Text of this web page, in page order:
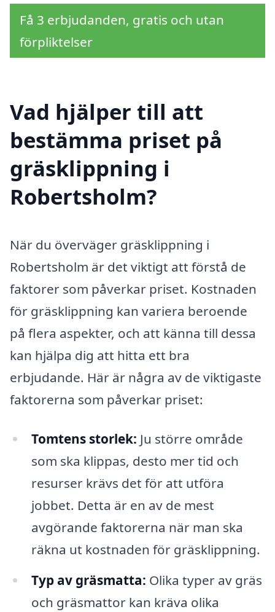
Få 3 erbjudanden, gratis och utan
förpliktelser
Vad hjälper till att
bestämma priset på
gräsklippning i
Robertsholm?
När du överväger gräsklippning i
Robertsholm är det viktigt att förstå de
faktorer som påverkar priset. Kostnaden
för gräsklippning kan variera beroende
på flera aspekter, och att känna till dessa
kan hjälpa dig att hitta ett bra
erbjudande. Här är några av de viktigaste
faktorerna som påverkar priset:
Tomtens storlek: Ju större område
som ska klippas, desto mer tid och
resurser krävs det för att utföra
jobbet. Detta är en av de mest
avgörande faktorerna när man ska
räkna ut kostnaden för gräsklippning.
Typ av gräsmatta: Olika typer av gräs
och gräsmattor kan kräva olika